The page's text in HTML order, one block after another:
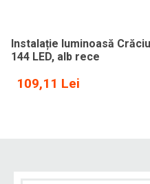
Instalație luminoasă
144 LED, alb rece
109,11 Lei